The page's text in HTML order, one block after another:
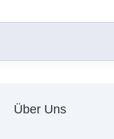
Über Uns